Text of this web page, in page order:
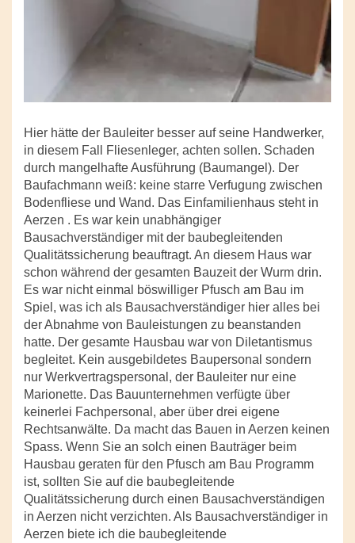
Hier hätte der Bauleiter besser auf seine Handwerker,
in diesem Fall Fliesenleger, achten sollen. Schaden
durch mangelhafte Ausführung (Baumangel). Der
Baufachmann weiß: keine starre Verfugung zwischen
Bodenfliese und Wand. Das Einfamilienhaus steht in
Aerzen . Es war kein unabhängiger
Bausachverständiger mit der baubegleitenden
Qualitätssicherung beauftragt. An diesem Haus war
schon während der gesamten Bauzeit der Wurm drin.
Es war nicht einmal böswilliger Pfusch am Bau im
Spiel, was ich als Bausachverständiger hier alles bei
der Abnahme von Bauleistungen zu beanstanden
hatte. Der gesamte Hausbau war von Diletantismus
begleitet. Kein ausgebildetes Baupersonal sondern
nur Werkvertragspersonal, der Bauleiter nur eine
Marionette. Das Bauunternehmen verfügte über
keinerlei Fachpersonal, aber über drei eigene
Rechtsanwälte. Da macht das Bauen in Aerzen keinen
Spass. Wenn Sie an solch einen Bauträger beim
Hausbau geraten für den Pfusch am Bau Programm
ist, sollten Sie auf die baubegleitende
Qualitätssicherung durch einen Bausachverständigen
in Aerzen nicht verzichten. Als Bausachverständiger in
Aerzen biete ich die baubegleitende